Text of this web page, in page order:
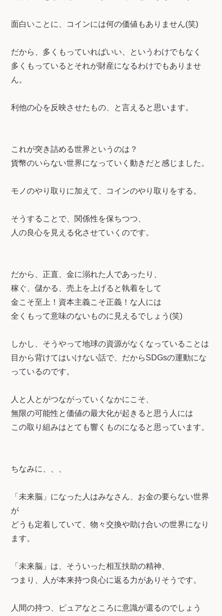
面白いことに、コインには何の価値もありません(笑)
だから、多くもっていればいい、というわけでもなく
多くもっているとそれが財産になるわけでもありませ
ん。
利他の心を反映させたもの、と言えると思います。
これが突き詰める世界というのは？
貨幣のいらない世界になっていく動きだと感じました。
モノのやり取りに加えて、コインのやり取りをする。
そうすることで、関係性を保ちつつ、
人の良心を見える化させていくのです。
だから、正直、金に溺れた人であったり、
稼ぐ、儲かる、売上を上げると執着をして
金こそ至上！資本主義こそ正義！な人には
全くもって意味のないものに見えるでしょう(笑)
しかし、そうやって地球の資源がなくなっていることは
目から背けてはいけない話で、だからSDGsの運動にな
っているのです。
人と人とがつながっていくなかにこそ、
無限の可能性と価値の最大化が起きると思う人には
この取り組みはとても響くものになると思っています。
ちなみに、、、
「未来脳」になった人はみなさん、お金の要らない世界
が
どうも定着していて、物々交換や助け合いの世界になり
ます。
「未来脳」は、そういった相互扶助の精神、
つまり、人が本来持つ良心に返る力がありそうです。
人間の持つ、ピュアなところに意識が還るのでしょう